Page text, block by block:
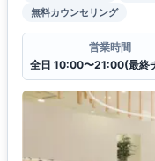
無料カウンセリング
営業時間